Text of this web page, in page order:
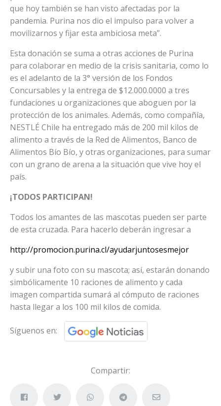
que hoy también se han visto afectadas por la
pandemia. Purina nos dio el impulso para volver a
movilizarnos y fijar esta ambiciosa meta”.
Esta donación se suma a otras acciones de Purina
para colaborar en medio de la crisis sanitaria, como lo
es el adelanto de la 3° versión de los Fondos
Concursables y la entrega de $12.000.0000 a tres
fundaciones u organizaciones que aboguen por la
protección de los animales. Además, como compañía,
NESTLÉ Chile ha entregado más de 200 mil kilos de
alimento a través de la Red de Alimentos, Banco de
Alimentos Bío Bío, y otras organizaciones, para sumar
con un grano de arena a la situación que vive hoy el
país.
¡TODOS PARTICIPAN!
Todos los amantes de las mascotas pueden ser parte
de esta cruzada. Para hacerlo deberán ingresar a
http://promocion.purina.cl/ayudarjuntosesmejor
y subir una foto con su mascota; así, estarán donando
simbólicamente 10 raciones de alimento y cada
imagen compartida sumará al cómputo de raciones
hasta llegar a los 100 mil kilos de comida.
Síguenos en:
Compartir: